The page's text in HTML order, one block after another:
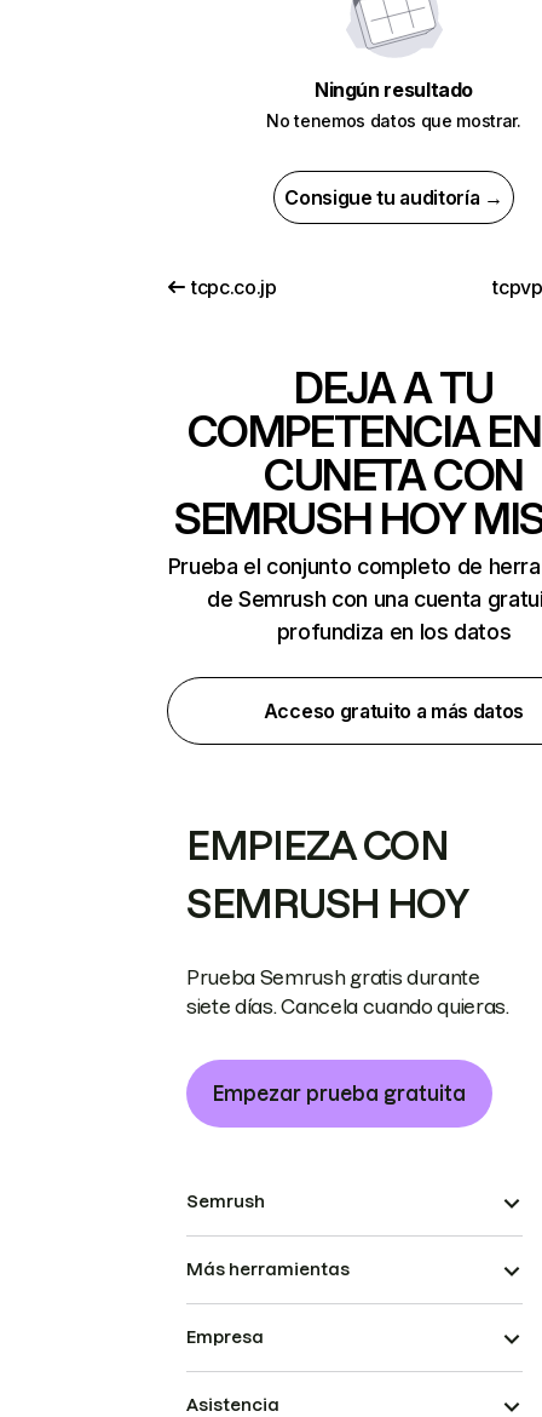
Ningún resultado
No tenemos datos que mostrar.
Consigue tu auditoría →
tcpc.co.jp
DEJA A TU
COMPETENCIA
CUNETA CON
SEMRUSH HOY
Prueba el conjunto completo de
de Semrush con una cuenta
profundiza en los datos
Acceso gratuito a más datos
EMPIEZA CON
SEMRUSH HOY
Prueba Semrush gratis durante
siete días. Cancela cuando quieras.
Empezar prueba gratuita
Semrush
Más herramientas
Empresa
Asistencia